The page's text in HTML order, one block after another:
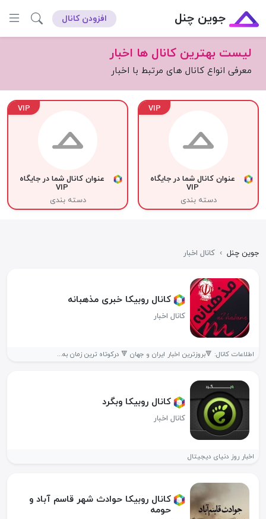
جوین چنل افزودن کانال
لیست بهترین کانال ها اخبار
معرفی انواع کانال های مرتبط با اخبار
VIP
عنوان کانال شما در جایگاه
VIP
دسته بندی
VIP
عنوان کانال شما در جایگاه
VIP
دسته بندی
جوین چنل › کانال اخبار
کانال روبیکا خبری مذهبانه
کانال اخبار
اطلاعات کانال: 🔻بروزترین اخبار ایران و جهان 🔻 درکوتاه ترین زمان به...
کانال روبیکا وبگرد
کانال اخبار
اخبار روز دنیای دیجیتال
کانال روبیکا حوادث شهر قاسم آباد و
حومه